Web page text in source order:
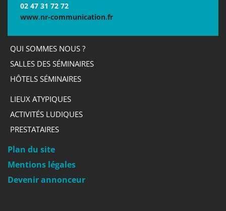
02 47 31 72 72
www.nr-communication.fr
QUI SOMMES NOUS ?
SALLES DES SÉMINAIRES
HÔTELS SÉMINAIRES
LIEUX ATYPIQUES
ACTIVITÉS LUDIQUES
PRESTATAIRES
Plan du site
Mentions légales
Devenir annonceur